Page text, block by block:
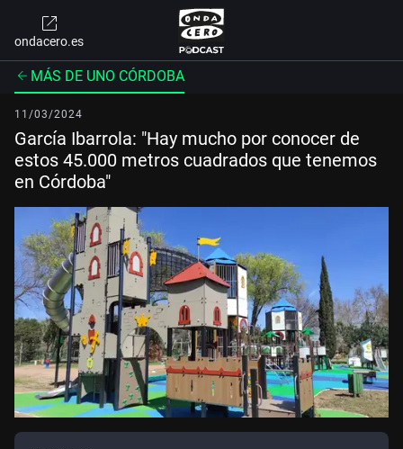
ondacero.es
MÁS DE UNO CÓRDOBA
11/03/2024
García Ibarrola: "Hay mucho por conocer de
estos 45.000 metros cuadrados que tenemos
en Córdoba"